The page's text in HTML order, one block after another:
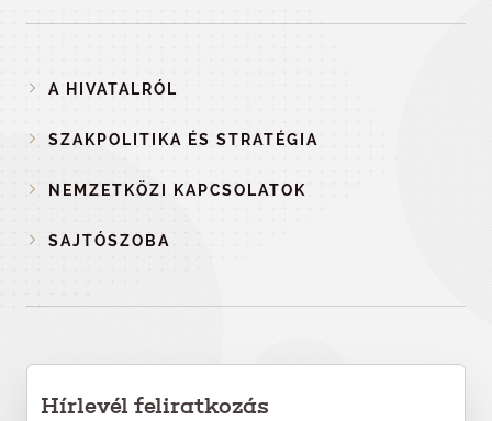
A HIVATALRÓL
SZAKPOLITIKA ÉS STRATÉGIA
NEMZETKÖZI KAPCSOLATOK
SAJTÓSZOBA
Hírlevél feliratkozás